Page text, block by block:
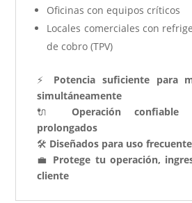
Oficinas con equipos críticos
Locales comerciales con
de cobro (TPV)
⚡ Potencia suficiente para
simultáneamente
🔌 Operación confiable
prolongados
🛠️ Diseñados para uso
💼 Protege tu operación,
cliente